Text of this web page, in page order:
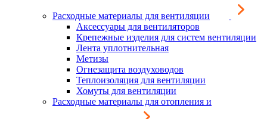
Расходные материалы для вентиляции
Аксессуары для вентиляторов
Крепежные изделия для систем вентиляции
Лента уплотнительная
Метизы
Огнезащита воздуховодов
Теплоизоляция для вентиляции
Хомуты для вентиляции
Расходные материалы для отопления и